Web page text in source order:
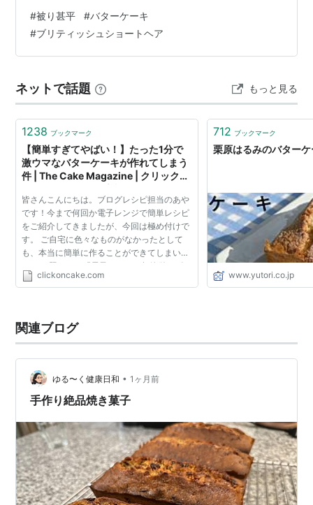
るのは嬉しい事。買い置きの紅はるか、それからアーモ
ンドプードルがたくさん冷蔵庫にあるのを思い出して、
ラム酒も加えて久しぶりに良い香り。 鰤 いつでもどこで
#被り甚平 #バターケーキ
#ブリティッシュショートヘア
ネットで話題 もっと見る
1238 ブックマーク
【簡単すぎてやばい！】たった1分で
激ウマなバターケーキが作れてしまう
件 | The Cake Magazine | クリックオ
皆さんこんにちは。ブログレシピ担当のあや
です！今まで何回か電子レンジで簡単レシピ
をご紹介してきましたが、今回は極め付けで
す。 ご自宅に色々なものがなかったとして
も、本当に簡単に作ることができてしまいま
すよ。 題して、『電子レンジで超簡単にピー
ナッツバターケーキを1分で作る方法』で
clickoncake.com
712 ブックマーク
栗原はるみのバター
www.yutori.co.jp
関連ブログ
ゆる〜く健康日和 • 1ヶ月前
手作り絶品焼き菓子